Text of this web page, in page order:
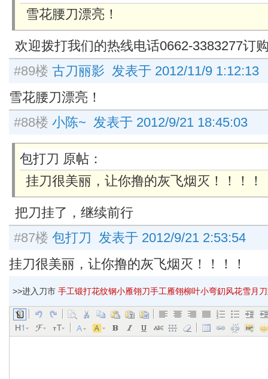
雪花腰刀漂亮！
欢迎拨打我们的热线电话0662-3383277订
#89楼 古刀丽影 发表于 2012/11/9 1:12:13
雪花腰刀漂亮！
#88楼 小陈~ 发表于 2012/9/21 18:45:03
包打刀 原帖：
挂刀很美丽，让你撸的灰飞烟灭！！！！
把刀挂了，继续前行
#87楼 包打刀 发表于 2012/9/21 2:53:54
挂刀很美丽，让你撸的灰飞烟灭！！！！
>>进入刀市 手工锻打花纹钢小雁翎刀手工雁翎柳叶小弯釖风花雪月